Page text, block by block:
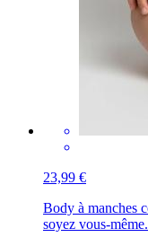
23,99 €
Body à manches
soyez vous-même.